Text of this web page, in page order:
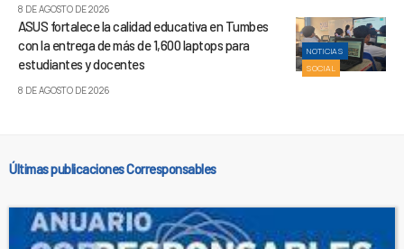
8 DE AGOSTO DE 2026
NOTICIAS
SOCIAL
ASUS fortalece la calidad educativa en Tumbes
con la entrega de más de 1,600 laptops para
estudiantes y docentes
8 DE AGOSTO DE 2026
Últimas publicaciones Corresponsables